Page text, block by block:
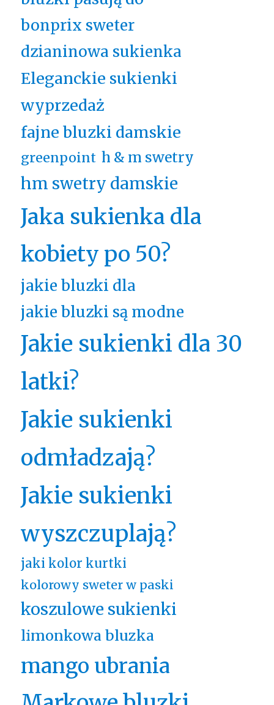
bonprix sweter
dzianinowa sukienka
Eleganckie sukienki
wyprzedaż
fajne bluzki damskie
greenpoint h & m swetry
hm swetry damskie
Jaka sukienka dla
kobiety po 50?
jakie bluzki dla
jakie bluzki są modne
Jakie sukienki dla 30
latki?
Jakie sukienki
odmładzają?
Jakie sukienki
wyszczuplają?
jaki kolor kurtki
kolorowy sweter w paski
koszulowe sukienki
limonkowa bluzka
mango ubrania